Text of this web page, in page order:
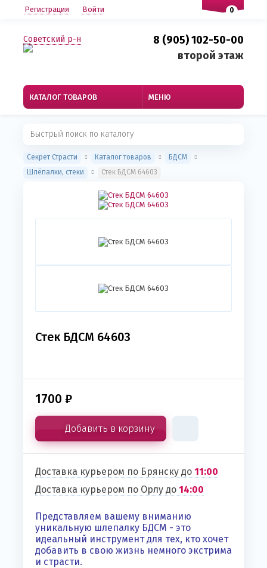
8 (905) 102-50-00
второй этаж
Советский р-н
Регистрация Войти
КАТАЛОГ ТОВАРОВ МЕНЮ
Секрет Страсти Каталог товаров
БДСМ
Шлёпалки, стеки
Стек БДСМ 64603
Стек БДСМ 64603
1700 ₽
Добавить в корзину
Доставка курьером по Брянску до 11:00
Доставка курьером по Орлу до 14:00
Представляем вашему вниманию
уникальную шлепалку БДСМ - это
идеальный инструмент для тех, кто хочет
добавить в свою жизнь немного экстрима
и страсти.
0